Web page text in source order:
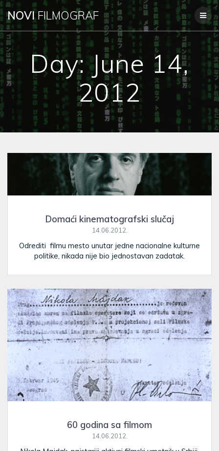
Skip
to
content
NOVIFILMOGRAF
Day:June 14,
2012
Domaći kinematografski slučaj
14.06.2012.
Odrediti filmu mesto unutar jedne nacionalne kulturne
politike, nikada nije bio jednostavan zadatak.
60 godina sa filmom
14.06.2012.